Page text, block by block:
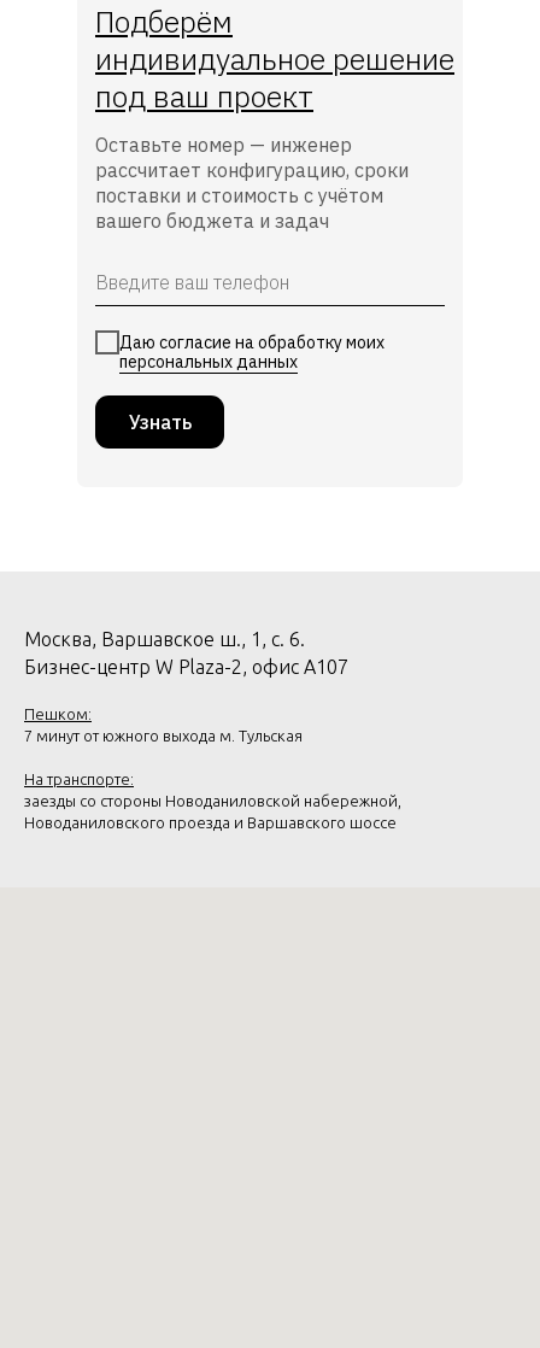
Оставьте номер — инженер
рассчитает конфигурацию, сроки
поставки и стоимость с учётом
вашего бюджета и задач
Подберём
индивидуальное решение
под ваш проект
Даю согласие на обработку моих
персональных данных
Узнать
Москва, Варшавское ш., 1, с. 6.
Бизнес-центр W Plaza-2, офис А107
Пешком:
7 минут от южного выхода м. Тульская
На транспорте:
заезды со стороны Новоданиловской набережной,
Новоданиловского проезда и Варшавского шоссе